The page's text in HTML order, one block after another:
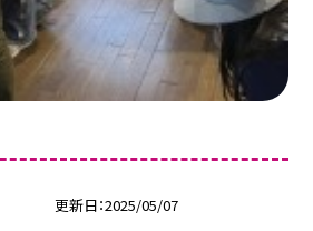
更新日 2025/05/07